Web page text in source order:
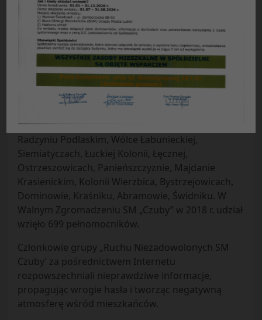
WALNE ZGROMADZENIE 2019 SM Czuby Lublin
DRODZY PAŃSTWO!!!
Przedstawiciele grupy nazywającej się „Ruchem
Niezadowolonych SM Czuby” rozdawali
pełnomocnictwa na Walne Zgromadzeniu SM
Czuby w 2018 r. osobom niezwiązanym z naszą
Spółdzielnią, zamieszkałym w Przemyślu, Kielcach,
Radzyniu Podlaskim, Wólce Łabunieckiej,
Siemiatyczach, Łuckiej Kolonii, Łęcznej,
Ostrzeszowicach, Panieńszczyznie, Majdanie
Krasienickim, Kolonii Wierzbica, Bystrzejowicach,
Dominowie, Kraśniku, Abramowie, Świdniku. W
Walnym Zgromadzeniu SM „Czuby” w 2018 r. udział
wzięło 699 pełnomocników.
Członkowie grupy „Ruchu Niezadowolonych SM
Czuby’ za pośrednictwem Internetu
rozpowszechniali nieprawdziwe informacje,
propagując wrogie hasła i tworząc negatywną
atmosferę wśród mieszkańców.